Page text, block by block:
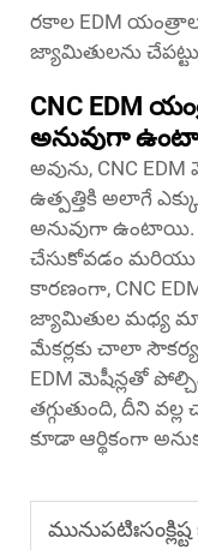
రకాల EDM
జ్యామితులను
CNC EDM
అనువుగా
అవును, CNC
ఉత్పత్తికి అలాగే
అనువుగా ఉంటాయి.
చేసుకోవడం మరియు
కారణంగా, CNC
జ్యామితుల మధ్య
మేకర్లకు చాలా
EDM మెషీన్లతో
తగ్గుతుంది, దీని
కూడా ఆర్థికంగా
మునుపటిఃసంక్లిష్ట